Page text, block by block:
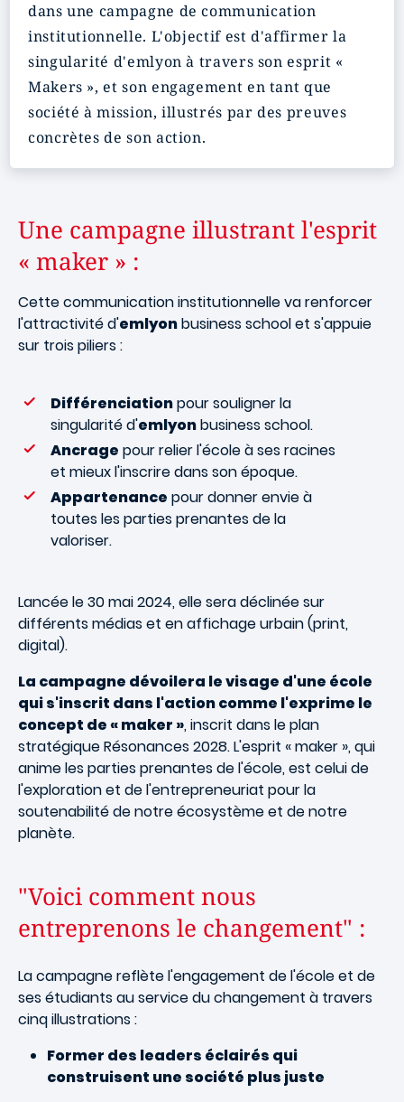
dans une campagne de communication
institutionnelle. L'objectif est d'affirmer la
singularité d'emlyon à travers son esprit «
Makers », et son engagement en tant que
société à mission, illustrés par des preuves
concrètes de son action.
Une campagne illustrant l'esprit
« maker » :
Cette communication institutionnelle va renforcer
l'attractivité d'emlyonbusiness school et s'appuie
sur trois piliers :
Différenciationpour souligner la
singularité d'emlyonbusiness school.
Ancrage pour relier l'école à ses racines
et mieux l'inscrire dans son époque.
Appartenance pour donner envie à
toutes les parties prenantes de la
valoriser.
Lancée le 30 mai 2024, elle sera déclinée sur
différents médias et en affichage urbain (print,
digital).
La campagne dévoilera le visage d'une école
qui s'inscrit dans l'action comme l'exprime le
concept de « maker », inscrit dans le plan
stratégique Résonances 2028. L'esprit « maker », qui
anime les parties prenantes de l'école, est celui de
l'exploration et de l'entrepreneuriat pour la
soutenabilité de notre écosystème et de notre
planète.
"Voici comment nous
entreprenons le changement" :
La campagne reflète l'engagement de l'école et de
ses étudiants au service du changement à travers
cinq illustrations :
Former des leaders éclairés qui
construisent une société plus juste